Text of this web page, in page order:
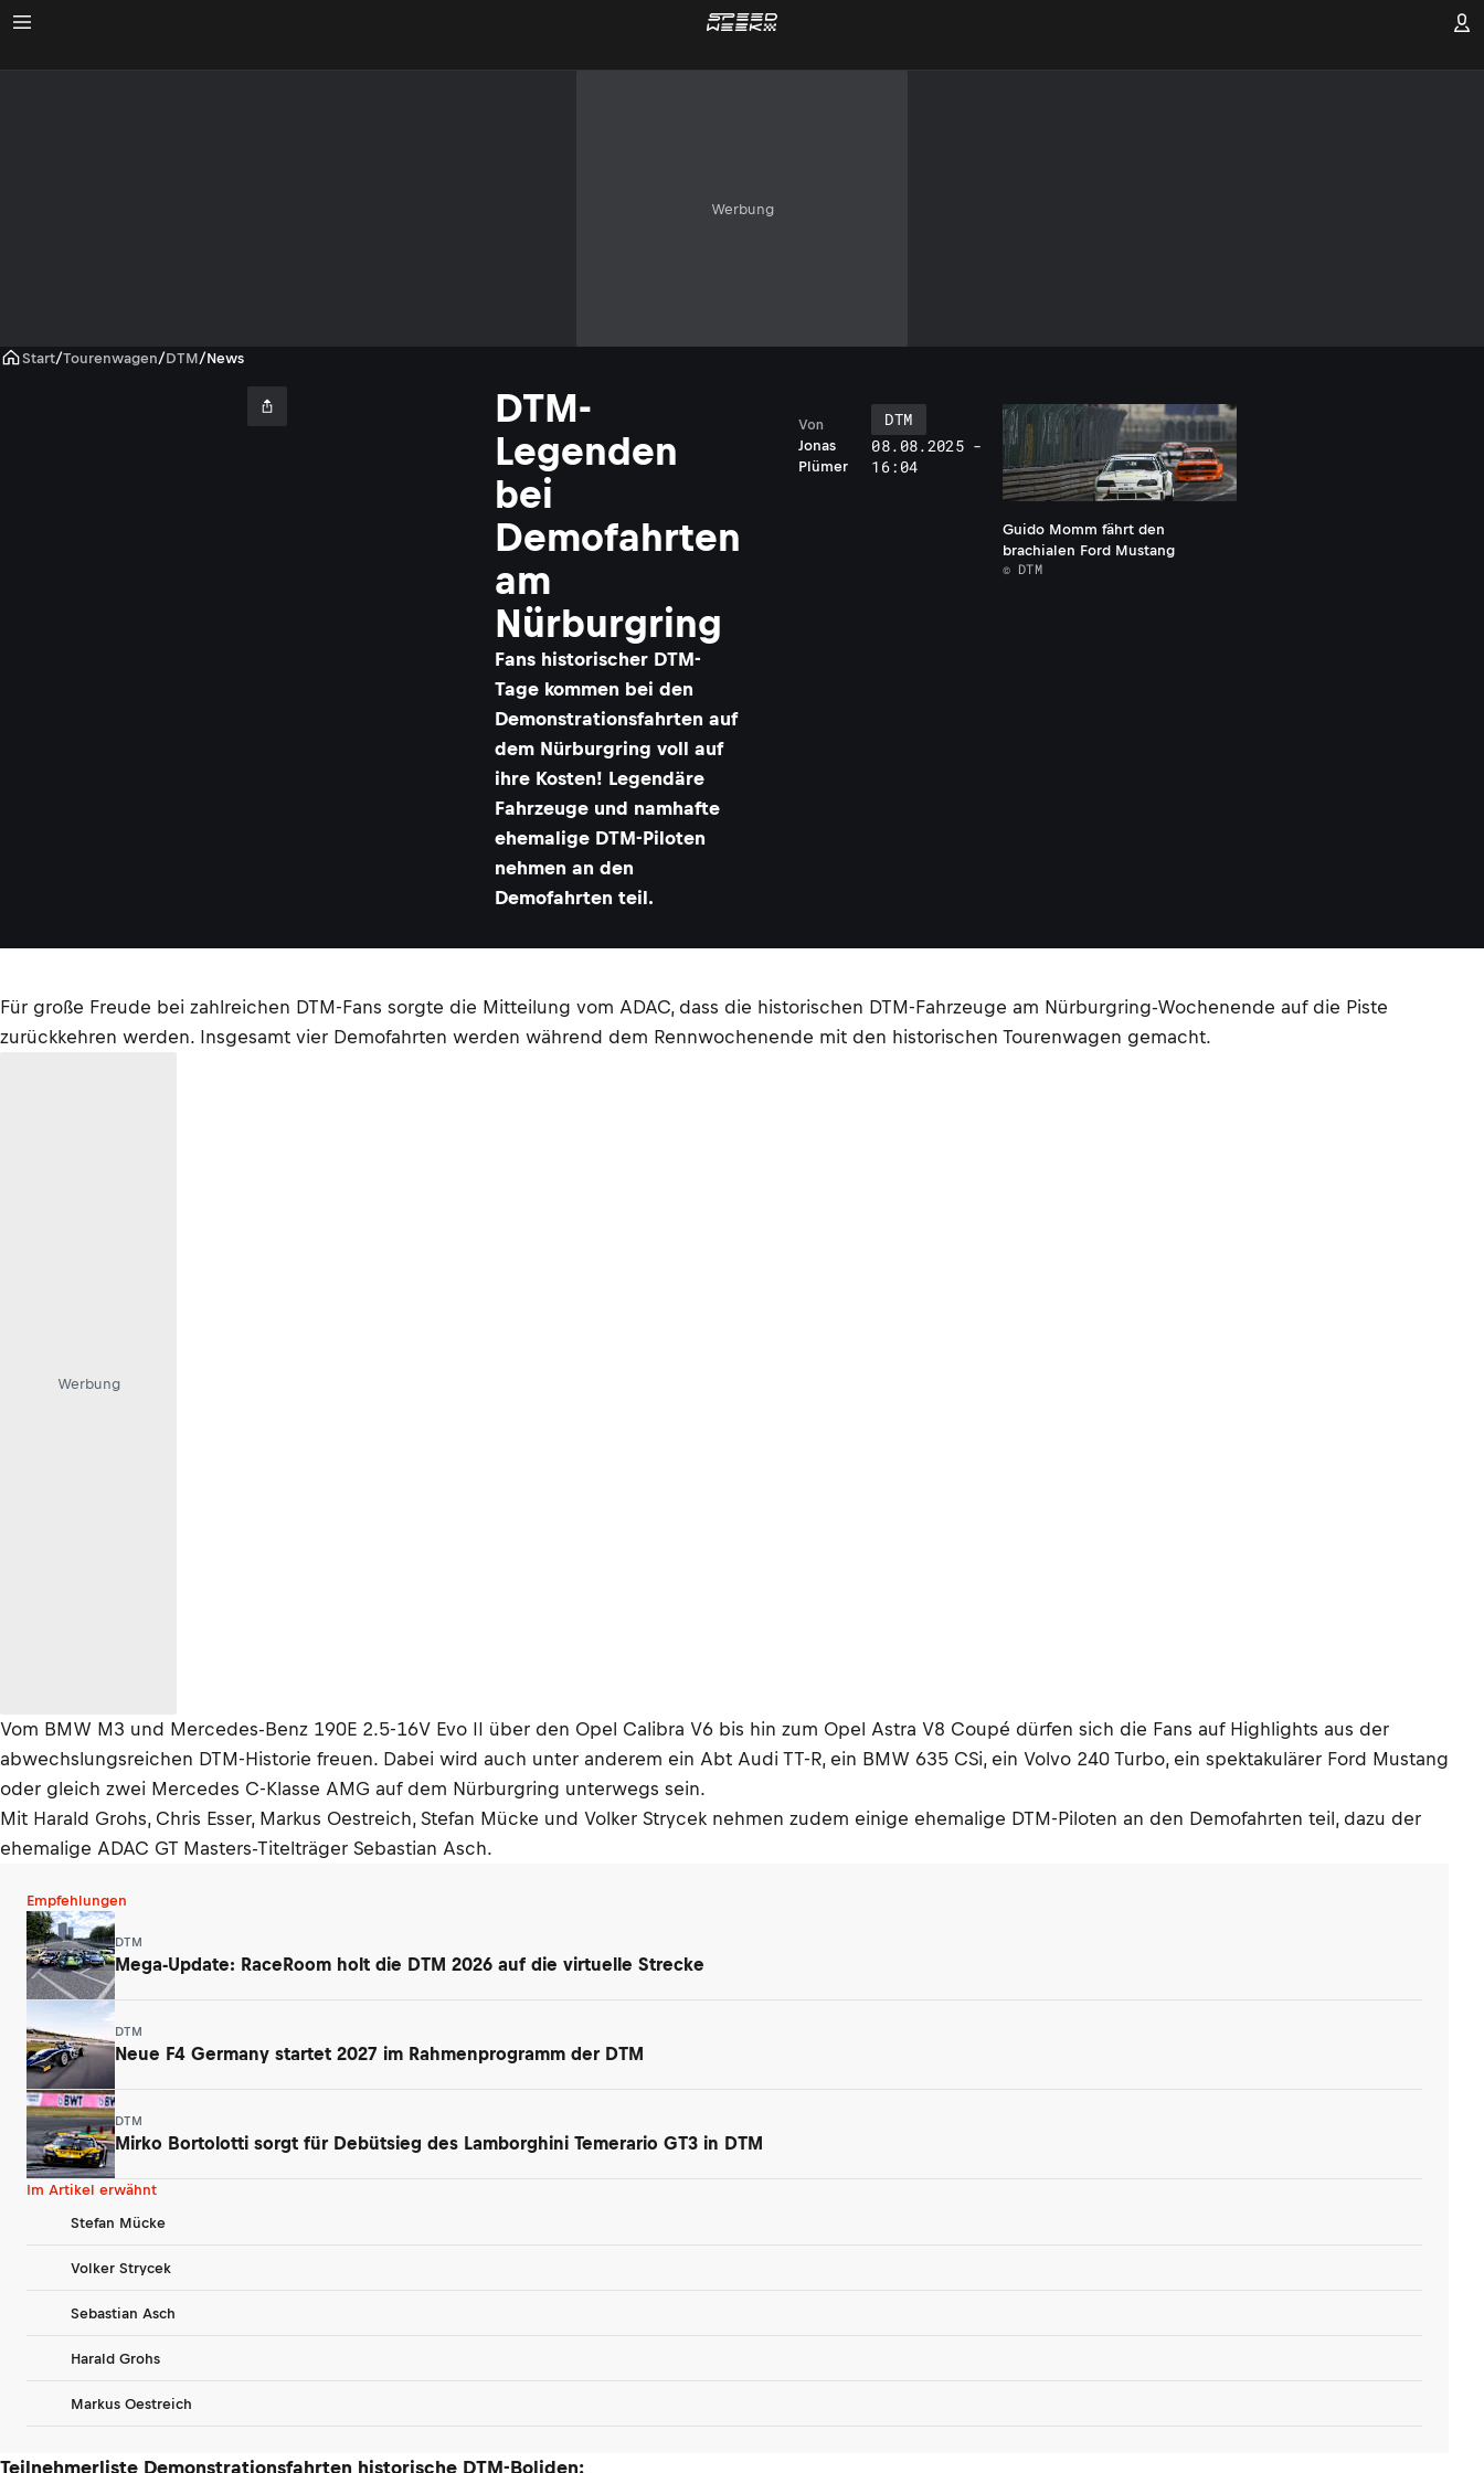
Werbung
Start/Tourenwagen/DTM/News
DTM-
Legenden
bei
Demofahrten
am
Nürburgring
Fans historischer DTM-
Tage kommen bei den
Demonstrationsfahrten auf
dem Nürburgring voll auf
ihre Kosten! Legendäre
Fahrzeuge und namhafte
ehemalige DTM-Piloten
nehmen an den
Demofahrten teil.
Jonas
Plümer
Von
DTM
08.08.2025 -
16:04
Guido Momm fährt den
brachialen Ford Mustang
© DTM
Für große Freude bei zahlreichen DTM-Fans sorgte die Mitteilung vom ADAC, dass die historischen DTM-Fahrzeuge am Nürburgring-Wochenende auf die Piste
zurückkehren werden. Insgesamt vier Demofahrten werden während dem Rennwochenende mit den historischen Tourenwagen gemacht.
Werbung
Vom BMW M3 und Mercedes-Benz 190E 2.5-16V Evo II über den Opel Calibra V6 bis hin zum Opel Astra V8 Coupé dürfen sich die Fans auf Highlights aus der
abwechslungsreichen DTM-Historie freuen. Dabei wird auch unter anderem ein Abt Audi TT-R, ein BMW 635 CSi, ein Volvo 240 Turbo, ein spektakulärer Ford Mustang
oder gleich zwei Mercedes C-Klasse AMG auf dem Nürburgring unterwegs sein.
Mit Harald Grohs, Chris Esser, Markus Oestreich, Stefan Mücke und Volker Strycek nehmen zudem einige ehemalige DTM-Piloten an den Demofahrten teil, dazu der
ehemalige ADAC GT Masters-Titelträger Sebastian Asch.
Empfehlungen
DTM
Mega-Update: RaceRoom holt die DTM 2026 auf die virtuelle Strecke
DTM
Neue F4 Germany startet 2027 im Rahmenprogramm der DTM
DTM
Mirko Bortolotti sorgt für Debütsieg des Lamborghini Temerario GT3 in DTM
Im Artikel erwähnt
Stefan Mücke
Volker Strycek
Sebastian Asch
Harald Grohs
Markus Oestreich
Teilnehmerliste Demonstrationsfahrten historische DTM-Boliden: